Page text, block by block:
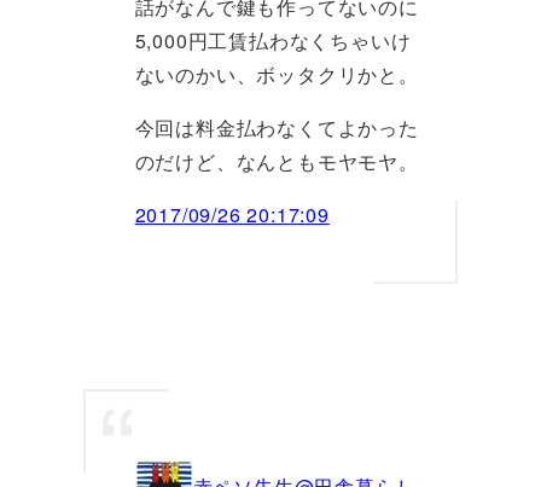
話がなんで鍵も作ってないのに
5,000円工賃払わなくちゃいけ
ないのかい、ボッタクリかと。
今回は料金払わなくてよかった
のだけど、なんともモヤモヤ。
2017/09/26 20:17:09